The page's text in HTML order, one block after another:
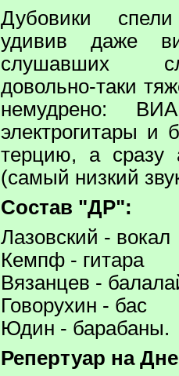
Дубовики
удивив даже
слушавших
довольно-таки
немудрено:
электрогитары и
терцию, а сразу
(самый низкий
Состав "ДР":
Лазовский - вокал
Кемпф - гитара
Вязанцев -
Говорухин - бас
Юдин - барабаны.
Репертуар на